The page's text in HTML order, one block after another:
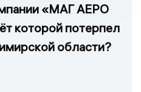
«МАГ АЕРО
которой потерпел
области?